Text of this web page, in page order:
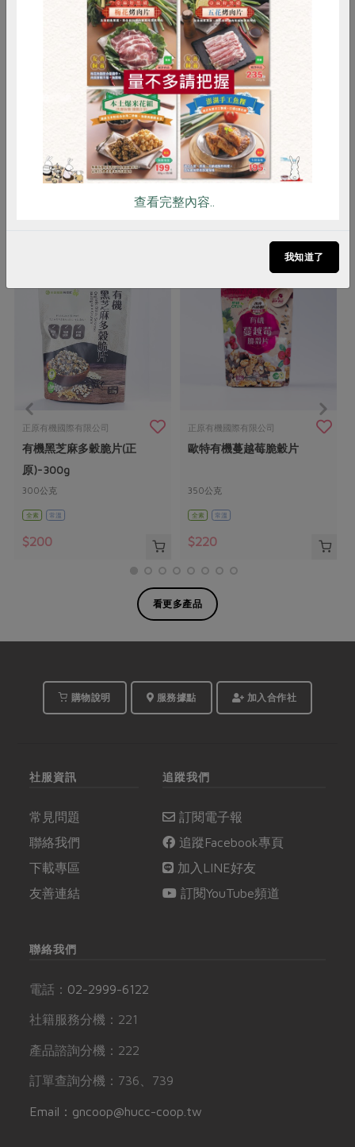
調理方式
1、約50公克的熟大麥與5公克的熟決
明子，放入1.5公升的水中煮沸後，再
小火煮10分鐘後即可飲用。 2、若單
獨使用熟決明子，則小火煮2分鐘即
可飲用。亦可依照個人口味搭配枸
杞、菊花或紅、綠茶煮食飲用，風味
亦佳
正原有機國際有限公司
有機黑芝麻多穀脆片(正
原)-300g
300公克
全素 常溫
$200
正原有機國際有限公司
歐特有機蔓越莓脆穀片
350公克
全素 常溫
$220
看更多產品
購物說明 服務據點 加入合作社
社服資訊
常見問題
聯絡我們
下載專區
友善連結
追蹤我們
訂閱電子報
追蹤Facebook專頁
加入LINE好友
訂閱YouTube頻道
聯絡我們
電話： 02-2999-6122
社籍服務分機：221
產品諮詢分機：222
訂單查詢分機：736、739
Email：gncoop@hucc-coop.tw
RPET 食譜 減硝酸鹽
雞蛋 食安 共同購買
查看完整內容..
我知道了